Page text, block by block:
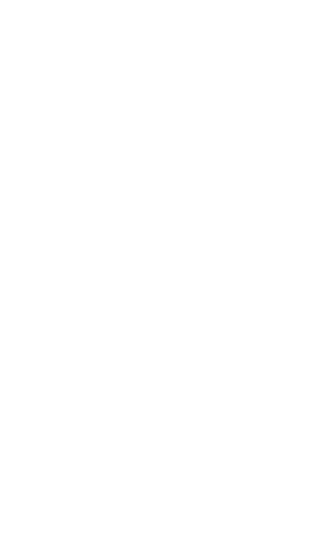
und im
dem
In
auch
Wir
das kann
für einen
hatte.
Bahnen.
aber
und
hätten